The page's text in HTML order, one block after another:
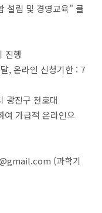
설립 및 경영교육" 클
진행
, 온라인 신청기한 : 7
광진구 천호대
가급적 온라인으
(과학기